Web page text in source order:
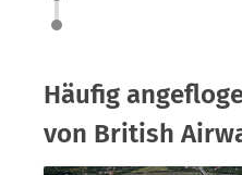
Häufig
von British